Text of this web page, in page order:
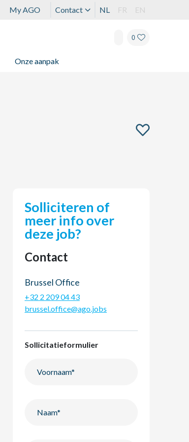
My AGO Contact NL FR EN
Onze aanpak
0
Solliciteren of
meer info over
deze job?
Contact
Brussel Office
+32 2 209 04 43
brussel.office@ago.jobs
Sollicitatieformulier